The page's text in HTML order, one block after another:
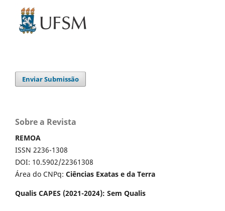
Enviar Submissão
Sobre a Revista
REMOA
ISSN 2236-1308
DOI: 10.5902/22361308
Área do CNPq: Ciências Exatas e da Terra
Qualis CAPES (2021-2024): Sem Qualis